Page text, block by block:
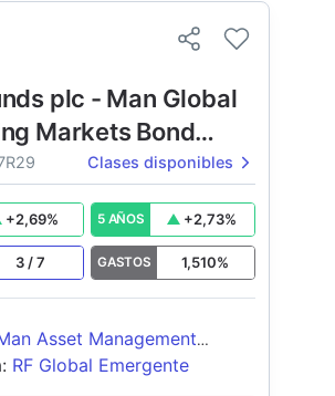
plc - Man Global
Markets Bond
Clases disponibles
+2,69% 5 AÑOS +2,73%
3 /7 GASTOS 1,510%
Asset Management
: RF Global Emergente